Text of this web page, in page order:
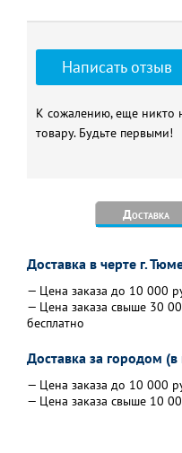
Написать отзыв
К сожалению, еще никто
товару. Будьте первыми!
Доставка
Доставка в черте г.
— Цена заказа до 10 000
— Цена заказа свыше 30
бесплатно
Доставка за городом
— Цена заказа до 10 000
— Цена заказа свыше 10